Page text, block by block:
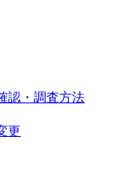
認・調査方法
更